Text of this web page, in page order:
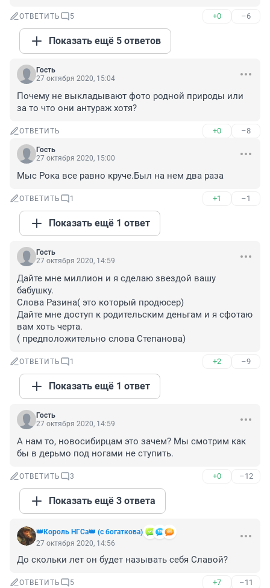
ОТВЕТИТЬ 5 +0 –6
Показать ещё 5 ответов
Гость
27 октября 2020, 15:04
Почему не выкладывают фото родной природы или
за то что они антураж хотя?
ОТВЕТИТЬ +0 –8
Гость
27 октября 2020, 15:00
Мыс Рока все равно круче.Был на нем два раза
ОТВЕТИТЬ 1 +1 –1
Показать ещё 1 ответ
Гость
27 октября 2020, 14:59
Дайте мне миллион и я сделаю звездой вашу
бабушку.
Слова Разина( это который продюсер)
Дайте мне доступ к родительским деньгам и я сфотаю
вам хоть черта.
( предположительно слова Степанова)
ОТВЕТИТЬ 1 +2 –9
Показать ещё 1 ответ
Гость
27 октября 2020, 14:59
А нам то, новосибирцам это зачем? Мы смотрим как
бы в дерьмо под ногами не ступить.
ОТВЕТИТЬ 3 +0 –12
Показать ещё 3 ответа
👑Король НГСа👑 (с богаткова)
27 октября 2020, 14:56
До скольки лет он будет называть себя Славой?
ОТВЕТИТЬ 5 +7 –11